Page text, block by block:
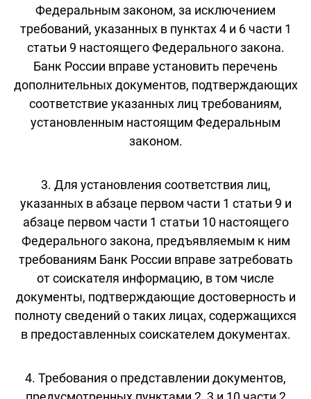
Федеральным законом, за исключением
требований, указанных в пунктах 4 и 6 части 1
статьи 9 настоящего Федерального закона.
Банк России вправе установить перечень
дополнительных документов, подтверждающих
соответствие указанных лиц требованиям,
установленным настоящим Федеральным
законом.
3. Для установления соответствия лиц,
указанных в абзаце первом части 1 статьи 9 и
абзаце первом части 1 статьи 10 настоящего
Федерального закона, предъявляемым к ним
требованиям Банк России вправе затребовать
от соискателя информацию, в том числе
документы, подтверждающие достоверность и
полноту сведений о таких лицах, содержащихся
в предоставленных соискателем документах.
4. Требования о представлении документов,